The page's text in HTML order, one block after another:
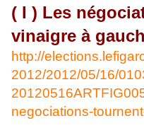
( I ) Les
vinaigre à
http://
2012/2012/05/16/
negociations-